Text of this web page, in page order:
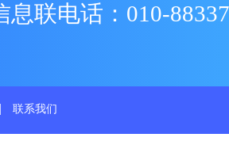
联电话：010-
| 联系我们